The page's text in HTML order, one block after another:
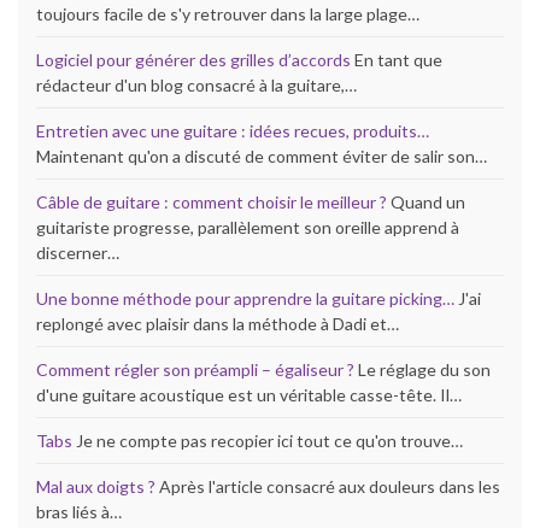
toujours facile de s'y retrouver dans la large plage…
Logiciel pour générer des grilles d’accords En tant que
rédacteur d'un blog consacré à la guitare,…
Entretien avec une guitare : idées recues, produits…
Maintenant qu'on a discuté de comment éviter de salir son…
Câble de guitare : comment choisir le meilleur ? Quand un
guitariste progresse, parallèlement son oreille apprend à
discerner…
Une bonne méthode pour apprendre la guitare picking… J'ai
replongé avec plaisir dans la méthode à Dadi et…
Comment régler son préampli – égaliseur ? Le réglage du son
d'une guitare acoustique est un véritable casse-tête. Il…
Tabs Je ne compte pas recopier ici tout ce qu'on trouve…
Mal aux doigts ? Après l'article consacré aux douleurs dans les
bras liés à…